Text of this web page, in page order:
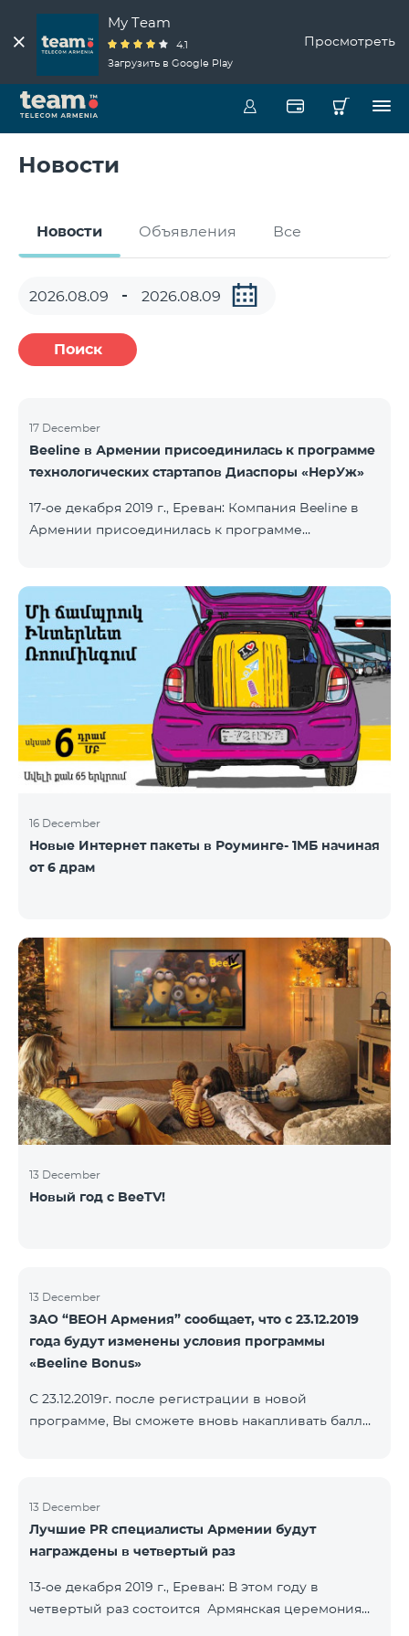
My Team
4.1
Загрузить в Google Play
Просмотреть
Новости
Новости Объявления Все
Поиск
17 December
Beeline в Армении присоединилась к программе
технологических стартапов Диаспоры «НерУж»
17-ое декабря 2019 г., Ереван: Компания Beeline в
Армении присоединилась к программе
высокотехнологичной промышленности РА и
офисом главного комиссара по делам диаспоры
РА. Основная цель программы - привлечение
талантливых предпринимателей, инженеров из
диаспоры, стимулирование репатриации, а также
развитие стартап-экосистемы в Армении.
Программа позволяет превратить
технологические идеи и проекты прож
16 December
Новые Интернет пакеты в Роуминге- 1МБ начиная
от 6 драм
13 December
Новый год с BeeTV!
13 December
ЗАО “ВЕОН Армения” сообщает, что с 23.12.2019
года будут изменены условия программы
«Beeline Bonus»
С 23.12.2019г. после регистрации в новой
программе, Вы сможете вновь накапливать баллы
декабря 2019г. Абоненты статусов Gold и VIP
перейдут в новую программу со своим статусом.
При регистрации в новой программе абоненты
новой бонусной программы.
13 December
Лучшие PR специалисты Армении будут
награждены в четвертый раз
13-ое декабря 2019 г., Ереван: В этом году в
четвертый раз состоится Армянская церемония